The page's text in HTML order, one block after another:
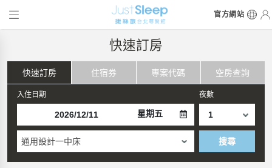
官方網站
快速訂房
快速訂房 住宿券 專案代碼 空房查詢
入住日期
星期五
夜數
通用設計一中床 搜尋